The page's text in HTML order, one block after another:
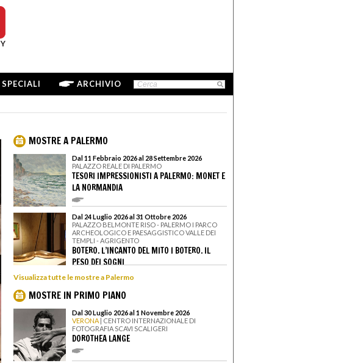
SPECIALI ARCHIVIO
MOSTRE A PALERMO
Dal 11 Febbraio 2026 al 28 Settembre 2026
PALAZZO REALE DI PALERMO
TESORI IMPRESSIONISTI A PALERMO: MONET E
LA NORMANDIA
Dal 24 Luglio 2026 al 31 Ottobre 2026
PALAZZO BELMONTE RISO - PALERMO I PARCO
ARCHEOLOGICO E PAESAGGISTICO VALLE DEI
TEMPLI - AGRIGENTO
BOTERO. L’INCANTO DEL MITO I BOTERO. IL
PESO DEI SOGNI
Visualizza tutte le mostre a Palermo
MOSTRE IN PRIMO PIANO
Dal 30 Luglio 2026 al 1 Novembre 2026
VERONA | CENTRO INTERNAZIONALE DI
FOTOGRAFIA SCAVI SCALIGERI
DOROTHEA LANGE